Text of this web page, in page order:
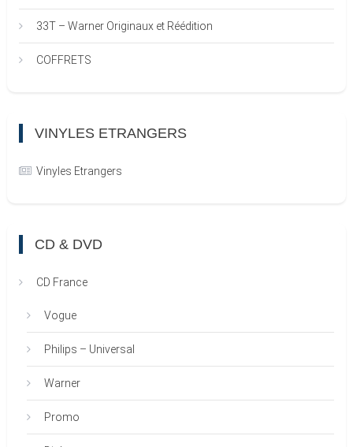
33T – Warner Originaux et Réédition
COFFRETS
VINYLES ETRANGERS
Vinyles Etrangers
CD & DVD
CD France
Vogue
Philips – Universal
Warner
Promo